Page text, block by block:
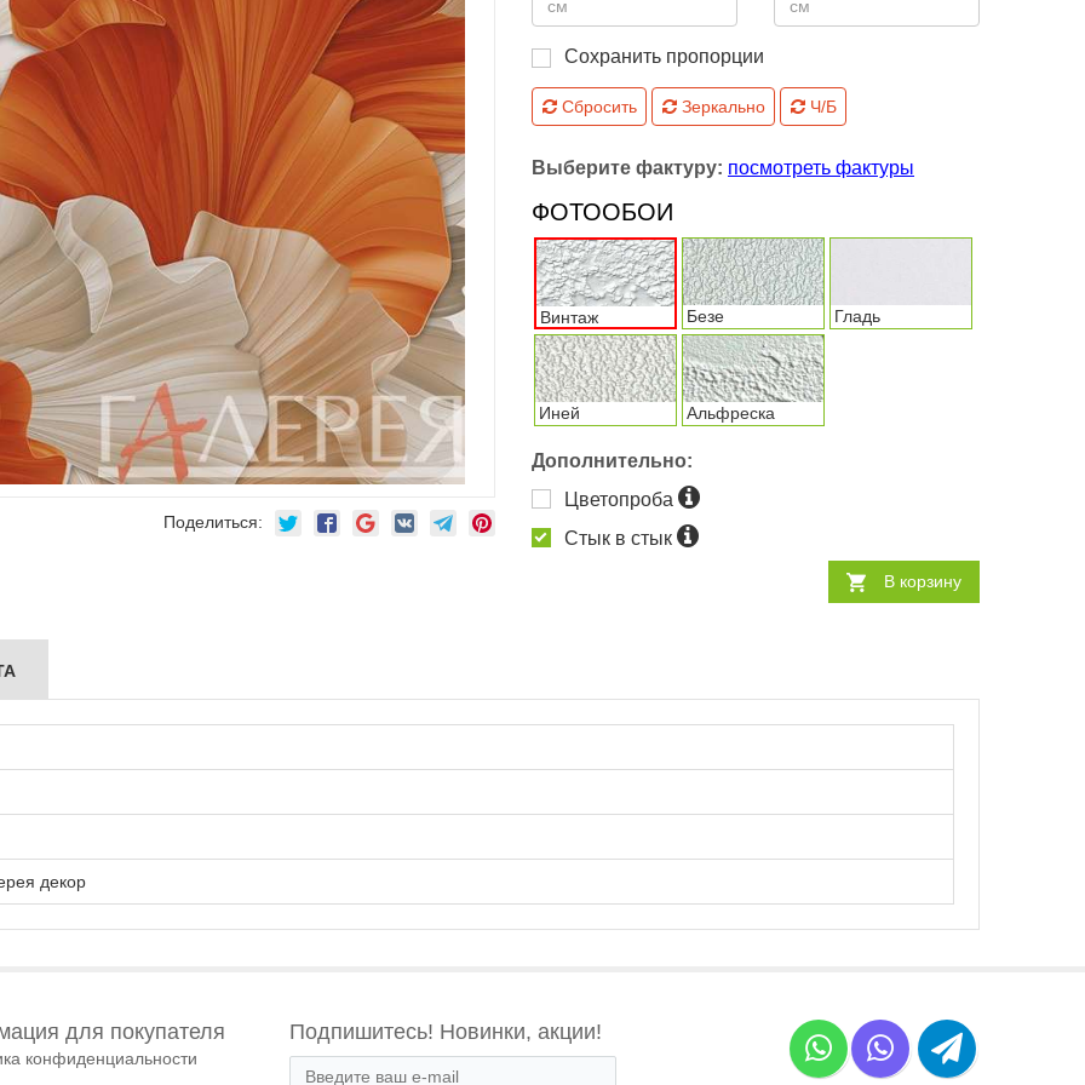
Поделиться:
Сохранить пропорции
Сбросить Зеркально Ч/Б
Выберите фактуру: посмотреть фактуры
ФОТООБОИ
Винтаж Безе Гладь
Иней Альфреска
Дополнительно:
Цветопроба
Стык в стык
В корзину
декор
для покупателя
конфиденциальности
Подпишитесь! Новинки, акции!